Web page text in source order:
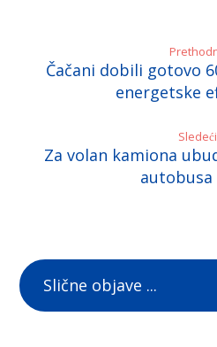
Čačani dobili gotovo
energetske
Sledeći
Za volan kamiona
autobusa
Slične objave ...